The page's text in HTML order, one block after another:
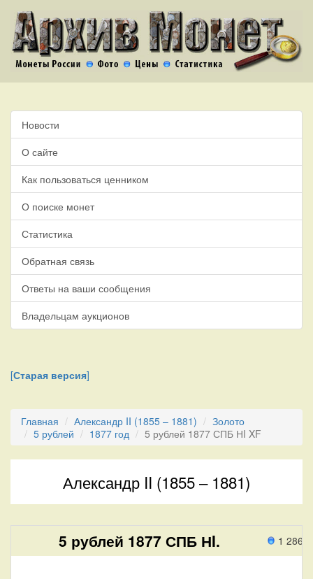
Новости
О сайте
Как пользоваться ценником
О поиске монет
Статистика
Обратная связь
Ответы на ваши сообщения
Владельцам аукционов
[Старая версия]
Главная Александр II (1855 – 1881)
Золото
5 рублей
1877 год 5 рублей 1877 СПБ НI XF
Александр II (1855 – 1881)
1 286
5 рублей 1877 СПБ НI.